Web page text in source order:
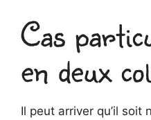
Cas
en deux
Il peut arriver qu’il soit